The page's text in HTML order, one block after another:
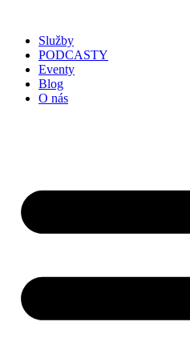
Služby
PODCASTY
Eventy
Blog
O nás